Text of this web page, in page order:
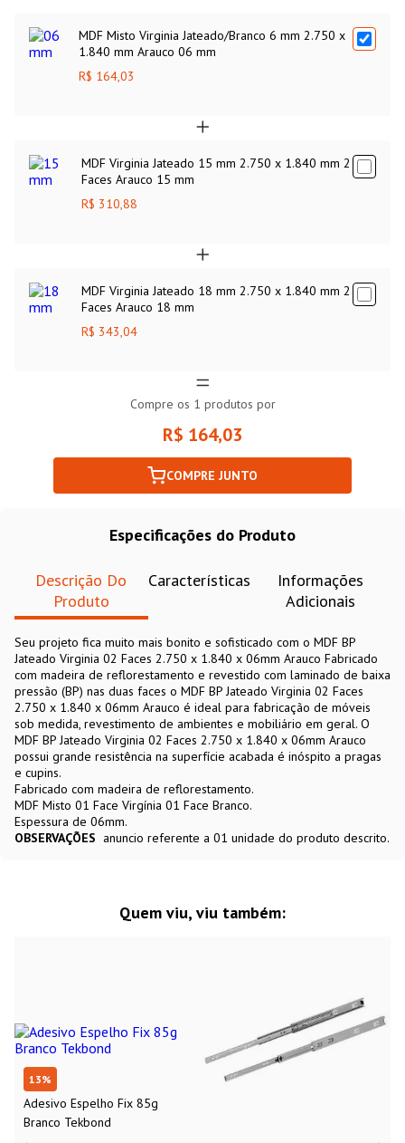
MDF Misto Virginia Jateado/Branco 6 mm 2.750 x
1.840 mm Arauco 06 mm
R$ 164,03
MDF Virginia Jateado 15 mm 2.750 x 1.840 mm 2
Faces Arauco 15 mm
R$ 310,88
MDF Virginia Jateado 18 mm 2.750 x 1.840 mm 2
Faces Arauco 18 mm
R$ 343,04
Compre os 1 produtos por
R$ 164,03
COMPRE JUNTO
Especificações do Produto
Descrição Do
Produto
Características
Informações
Adicionais
Seu projeto fica muito mais bonito e sofisticado com o MDF BP
Jateado Virginia 02 Faces 2.750 x 1.840 x 06mm Arauco Fabricado
com madeira de reflorestamento e revestido com laminado de baixa
pressão (BP) nas duas faces o MDF BP Jateado Virginia 02 Faces
2.750 x 1.840 x 06mm Arauco é ideal para fabricação de móveis
sob medida, revestimento de ambientes e mobiliário em geral. O
MDF BP Jateado Virginia 02 Faces 2.750 x 1.840 x 06mm Arauco
possui grande resistência na superfície acabada é inóspito a pragas
e cupins.
Fabricado com madeira de reflorestamento.
MDF Misto 01 Face Virgínia 01 Face Branco.
Espessura de 06mm.
OBSERVAÇÕES anuncio referente a 01 unidade do produto descrito.
Quem viu, viu também:
13%
Adesivo Espelho Fix 85g
Branco Tekbond